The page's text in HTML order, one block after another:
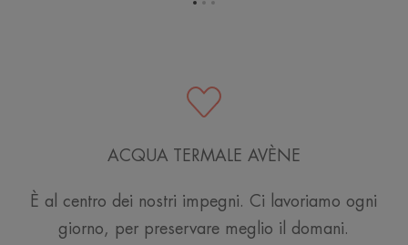
ACQUA TERMALE AVÈNE
È al centro dei nostri impegni. Ci lavoriamo ogni
giorno, per preservare meglio il domani.